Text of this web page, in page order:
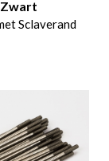
Zwart
Sclaverand